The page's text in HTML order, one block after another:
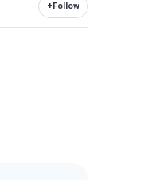
+ Follow